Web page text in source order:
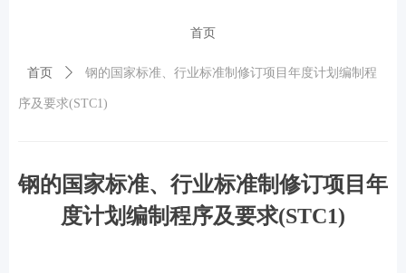
首页 ꄲ 钢的国家标准、行业标准制修订项目年度计划编制程
序及要求(STC1)
钢的国家标准、行业标准制修订项目年
度计划编制程序及要求(STC1)
首页